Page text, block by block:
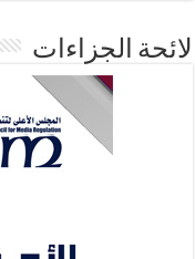
لائحة الجزاءات